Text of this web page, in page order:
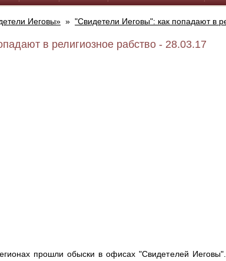
Иеговы» » "Свидетели Иеговы": как попадают в
в религиозное рабство - 28.03.17
прошли обыски в офисах "Свидетелей